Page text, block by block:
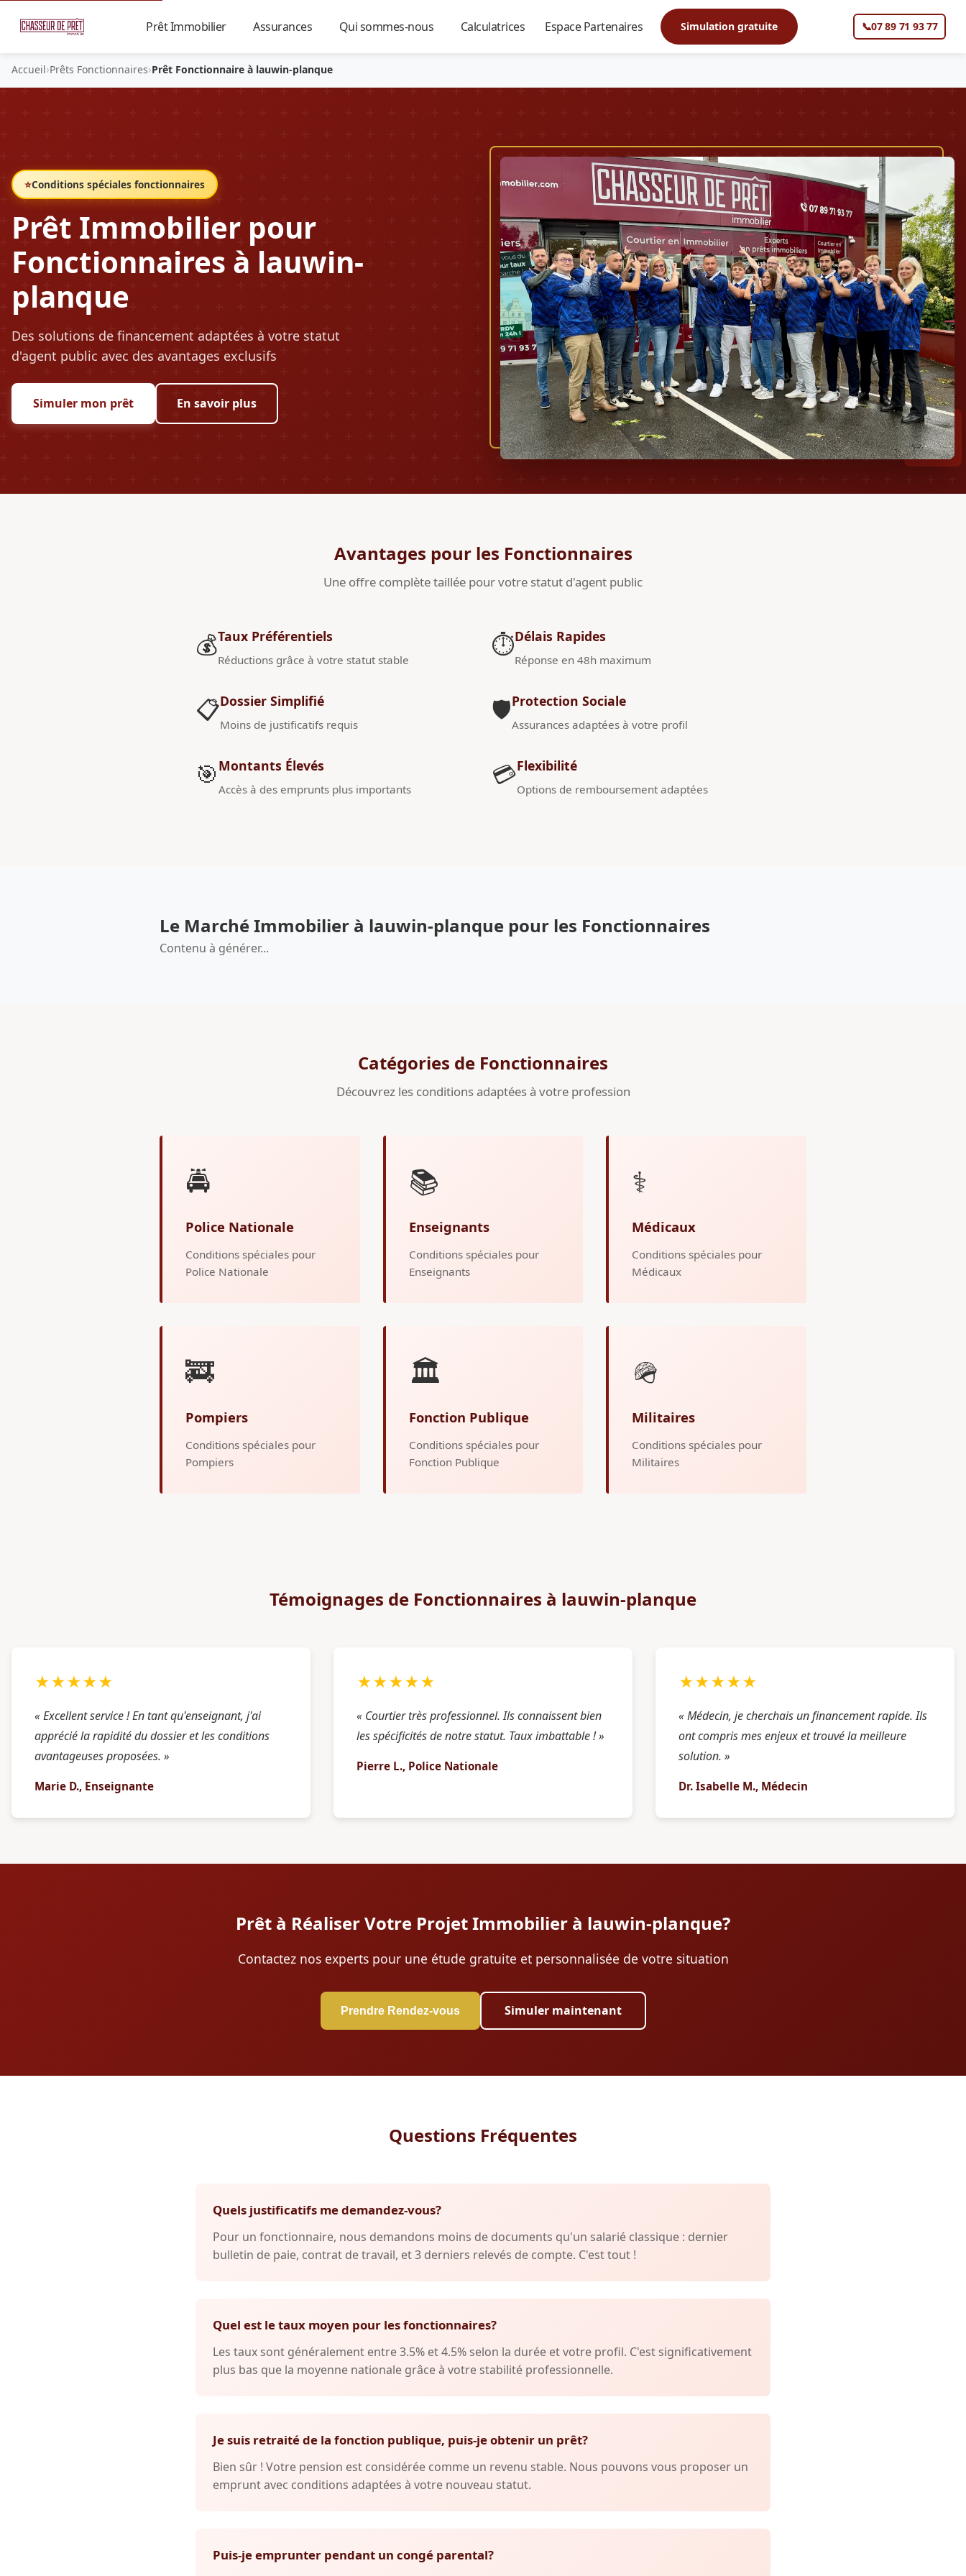
Prêt Immobilier Assurances Qui sommes-nous Calculatrices Espace Partenaires Simulation gratuite 📞07 89 71 93 77
Accueil›Prêts Fonctionnaires›Prêt Fonctionnaire à lauwin-planque
⭐Conditions spéciales fonctionnaires
Prêt Immobilier pour
Fonctionnaires à lauwin-
planque
Des solutions de financement adaptées à votre statut
d'agent public avec des avantages exclusifs
Simuler mon prêt En savoir plus
Avantages pour les Fonctionnaires
Une offre complète taillée pour votre statut d'agent public
💰Taux Préférentiels
Réductions grâce à votre statut stable
📋Dossier Simplifié
Moins de justificatifs requis
🎯 Montants Élevés
Accès à des emprunts plus importants
⏱️Délais Rapides
Réponse en 48h maximum
🛡️Protection Sociale
Assurances adaptées à votre profil
💳Flexibilité
Options de remboursement adaptées
Le Marché Immobilier à lauwin-planque pour les Fonctionnaires
Contenu à générer...
Catégories de Fonctionnaires
Découvrez les conditions adaptées à votre profession
🚔
Police Nationale
Conditions spéciales pour
Police Nationale
📚
Enseignants
Conditions spéciales pour
Enseignants
⚕️
Médicaux
Conditions spéciales pour
Médicaux
🚒
Pompiers
Conditions spéciales pour
Pompiers
🏛️
Fonction Publique
Conditions spéciales pour
Fonction Publique
🪖
Militaires
Conditions spéciales pour
Militaires
Témoignages de Fonctionnaires à lauwin-planque
★★★★★
« Excellent service ! En tant qu'enseignant, j'ai
apprécié la rapidité du dossier et les conditions
avantageuses proposées. »
Marie D., Enseignante
★★★★★
« Courtier très professionnel. Ils connaissent bien
les spécificités de notre statut. Taux imbattable ! »
Pierre L., Police Nationale
★★★★★
« Médecin, je cherchais un financement rapide. Ils
ont compris mes enjeux et trouvé la meilleure
solution. »
Dr. Isabelle M., Médecin
Prêt à Réaliser Votre Projet Immobilier à lauwin-planque?
Contactez nos experts pour une étude gratuite et personnalisée de votre situation
Prendre Rendez-vous Simuler maintenant
Questions Fréquentes
Quels justificatifs me demandez-vous?
Pour un fonctionnaire, nous demandons moins de documents qu'un salarié classique : dernier
bulletin de paie, contrat de travail, et 3 derniers relevés de compte. C'est tout !
Quel est le taux moyen pour les fonctionnaires?
Les taux sont généralement entre 3.5% et 4.5% selon la durée et votre profil. C'est significativement
plus bas que la moyenne nationale grâce à votre stabilité professionnelle.
Je suis retraité de la fonction publique, puis-je obtenir un prêt?
Bien sûr ! Votre pension est considérée comme un revenu stable. Nous pouvons vous proposer un
emprunt avec conditions adaptées à votre nouveau statut.
Puis-je emprunter pendant un congé parental?